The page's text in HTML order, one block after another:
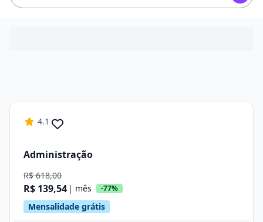
4.1
Administração
R$ 618,00
R$ 139,54 | mês -77%
Mensalidade grátis